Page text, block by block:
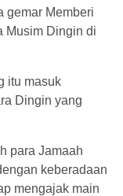
gemar Memberi
Musim Dingin di
itu masuk
Dingin yang
para Jamaah
keberadaan
mengajak main